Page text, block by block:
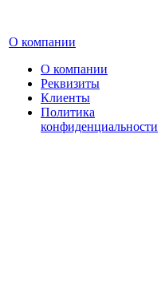
О компании
О компании
Реквизиты
Клиенты
Политика
конфиденциальности